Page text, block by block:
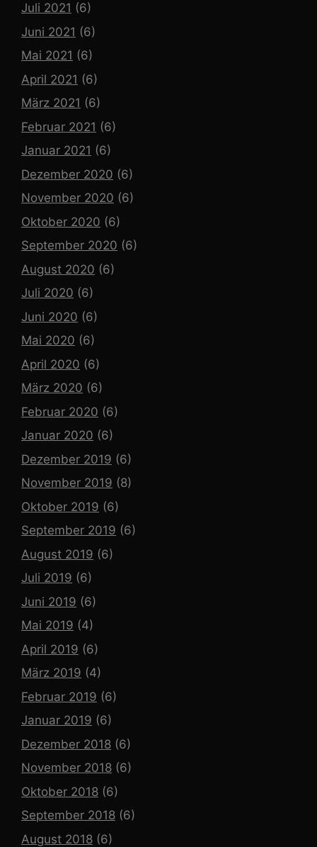
Juli 2021 (6)
Juni 2021 (6)
Mai 2021 (6)
April 2021 (6)
März 2021 (6)
Februar 2021 (6)
Januar 2021 (6)
Dezember 2020 (6)
November 2020 (6)
Oktober 2020 (6)
September 2020 (6)
August 2020 (6)
Juli 2020 (6)
Juni 2020 (6)
Mai 2020 (6)
April 2020 (6)
März 2020 (6)
Februar 2020 (6)
Januar 2020 (6)
Dezember 2019 (6)
November 2019 (8)
Oktober 2019 (6)
September 2019 (6)
August 2019 (6)
Juli 2019 (6)
Juni 2019 (6)
Mai 2019 (4)
April 2019 (6)
März 2019 (4)
Februar 2019 (6)
Januar 2019 (6)
Dezember 2018 (6)
November 2018 (6)
Oktober 2018 (6)
September 2018 (6)
August 2018 (6)